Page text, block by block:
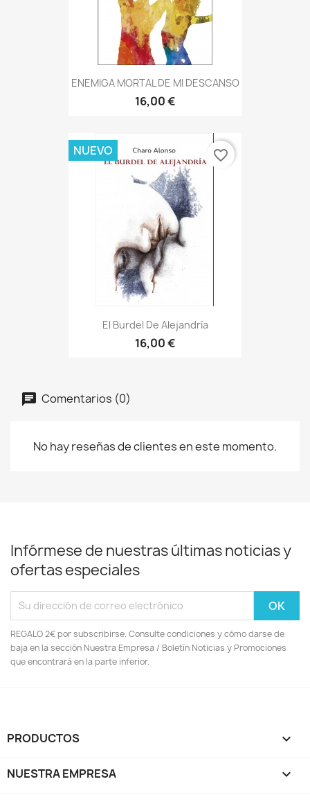
ENEMIGA MORTAL DE MI DESCANSO
16,00 €
El Burdel De Alejandría
16,00 €
NUEVO favorite_border
Comentarios (0)
No hay reseñas de clientes en este momento.
Infórmese de nuestras últimas noticias y
ofertas especiales
REGALO 2€ por subscribirse. Consulte condiciones y cómo darse de
baja en la sección Nuestra Empresa / Boletín Noticias y Promociones
que encontrará en la parte inferior.
PRODUCTOS 
NUESTRA EMPRESA 